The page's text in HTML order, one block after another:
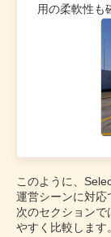
用の柔軟性も
このように、
運営シーンに対応
次のセクションで
やすく比較します。